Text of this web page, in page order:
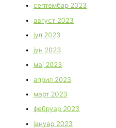
септембар 2023
август 2023
јул 2023
јун 2023
мај 2023
април 2023
март 2023
фебруар 2023
јануар 2023